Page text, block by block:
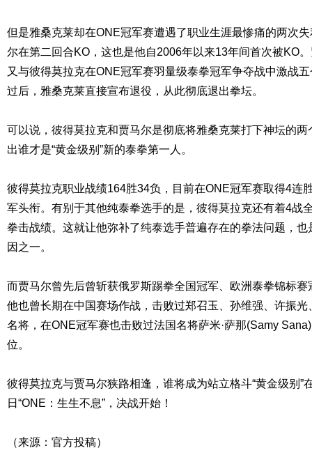
但是雅桑克莱却在ONE冠军赛遭遇了职业生涯最惨痛的两次
尔在第二回合KO，这也是他自2006年以来13年间首次被KO
又与彼得莫拉克在ONE冠军赛羽量级泰拳冠军争夺战中激战
过后，雅桑克莱直接宣布退役，从此彻底退出拳坛。
可以说，彼得莫拉克和贾马尔是彻底将雅桑克莱打下神坛的
出谁才是“黄金级别”新的泰拳第一人。
彼得莫拉克职业战绩164胜34负，目前在ONE冠军赛取得4连
军头衔。有别于其他纯泰拳选手的是，彼得莫拉克还有着4战
拳击战绩。这就让他弥补了纯泰选手普遍存在的拳法问题，
因之一。
而贾马尔曾先后曾斩获俄罗斯踢拳全国冠军、欧洲泰拳锦标
他也曾长期在中国赛场作战，击败过郑召玉、孙维强、许振
名将，在ONE冠军赛也击败过法国名将萨米·萨那(Samy
位。
彼得莫拉克与贾马尔狭路相逢，谁将成为站立格斗“黄金级别”
日“ONE：生生不息”，决战开始！
（来源：官方投稿）